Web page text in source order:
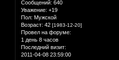
Сообщений: 640
Уважение: +19
Пол: Мужской
Возраст: 42 [1983-12-20]
Провел на форуме:
1 день 8 часов
Последний визит:
2011-04-08 23:59:00